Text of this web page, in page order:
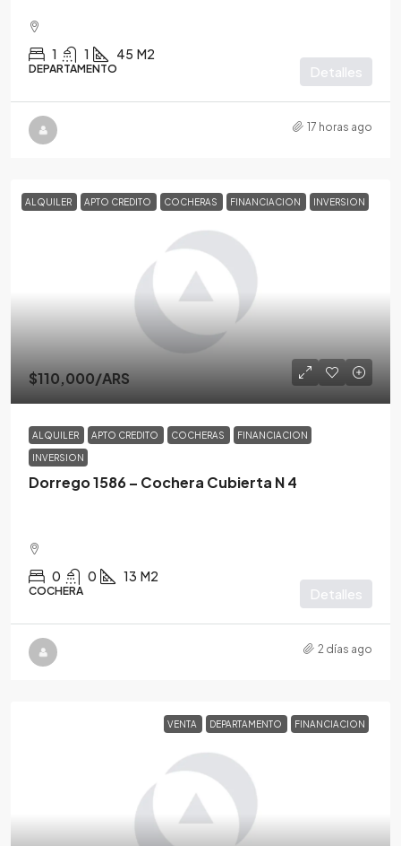
1 1 45 M2
DEPARTAMENTO Detalles
17 horas ago
ALQUILER APTO CREDITO COCHERAS FINANCIACION INVERSION
$110,000/ARS
ALQUILER APTO CREDITO COCHERAS FINANCIACION
INVERSION
Dorrego 1586 – Cochera Cubierta N 4
0 0 13 M2
COCHERA Detalles
2 días ago
VENTA DEPARTAMENTO FINANCIACION